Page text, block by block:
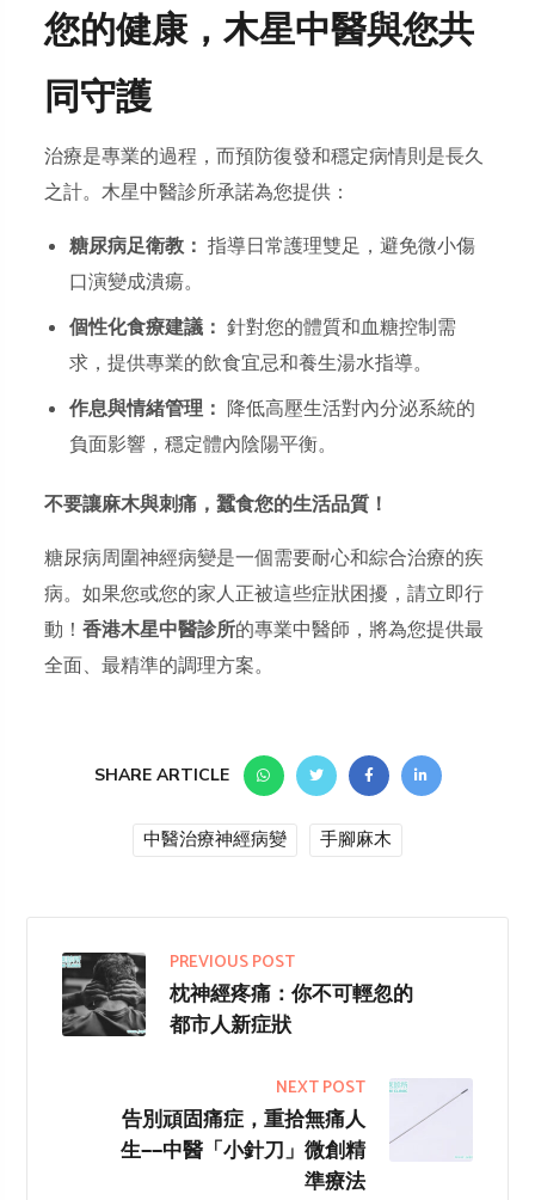
您的健康，木星中醫與您共
同守護
治療是專業的過程，而預防復發和穩定病情則是長久
之計。木星中醫診所承諾為您提供：
糖尿病足衛教： 指導日常護理雙足，避免微小傷
口演變成潰瘍。
個性化食療建議： 針對您的體質和血糖控制需
求，提供專業的飲食宜忌和養生湯水指導。
作息與情緒管理： 降低高壓生活對內分泌系統的
負面影響，穩定體內陰陽平衡。
不要讓麻木與刺痛，蠶食您的生活品質！
糖尿病周圍神經病變是一個需要耐心和綜合治療的疾
病。如果您或您的家人正被這些症狀困擾，請立即行
動！香港木星中醫診所的專業中醫師，將為您提供最
全面、最精準的調理方案。
SHARE ARTICLE
中醫治療神經病變 手腳麻木
PREVIOUS POST
枕神經疼痛：你不可輕忽的
都市人新症狀
NEXT POST
告別頑固痛症，重拾無痛人
生——中醫「小針刀」微創精
準療法